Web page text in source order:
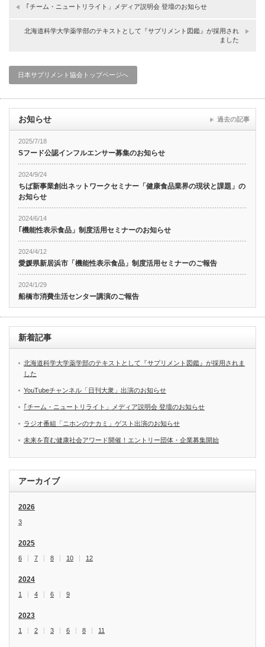
｢チーム・ニュートリライト」メディア説明会 登壇のお知らせ
北海道科学大学薬学部のテキストとして『サプリメント図鑑』が採用され
ました
日本サプリメント協会トップページへ
お知らせ
2025/7/18
Sフード公認インフルエンサー募集のお知らせ
2024/9/24
ちば新事業創出ネットワークセミナー「健康食品業界の現状と課題」の
お知らせ
2024/6/14
｢機能性表示食品」制度活用セミナーのお知らせ
2024/4/12
愛媛県新居浜市「機能性表示食品」制度活用セミナーのご報告
2024/1/29
船橋市消費生活センター講演のご報告
過去の記事
新着記事
北海道科学大学薬学部のテキストとして『サプリメント図鑑』が採用されま
した
YouTubeチャンネル「日刊大衆」出演のお知らせ
｢チーム・ニュートリライト」メディア説明会 登壇のお知らせ
ラジオ番組「ニホンのナカミ」ゲスト出演のお知らせ
未来を育む健康社会アワード開催！エントリー団体・企業募集開始
アーカイブ
2026
3
2025
6 7 8 10 12
2024
1 4 6 9
2023
1 2 3 6 8 11